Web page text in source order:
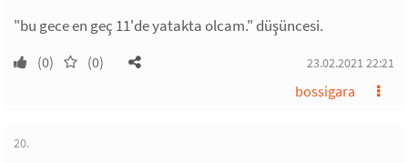
"bu gece en geç 11'de yatakta olcam." düşüncesi.
(0) (0) 23.02.2021 22:21
bossigara
20.